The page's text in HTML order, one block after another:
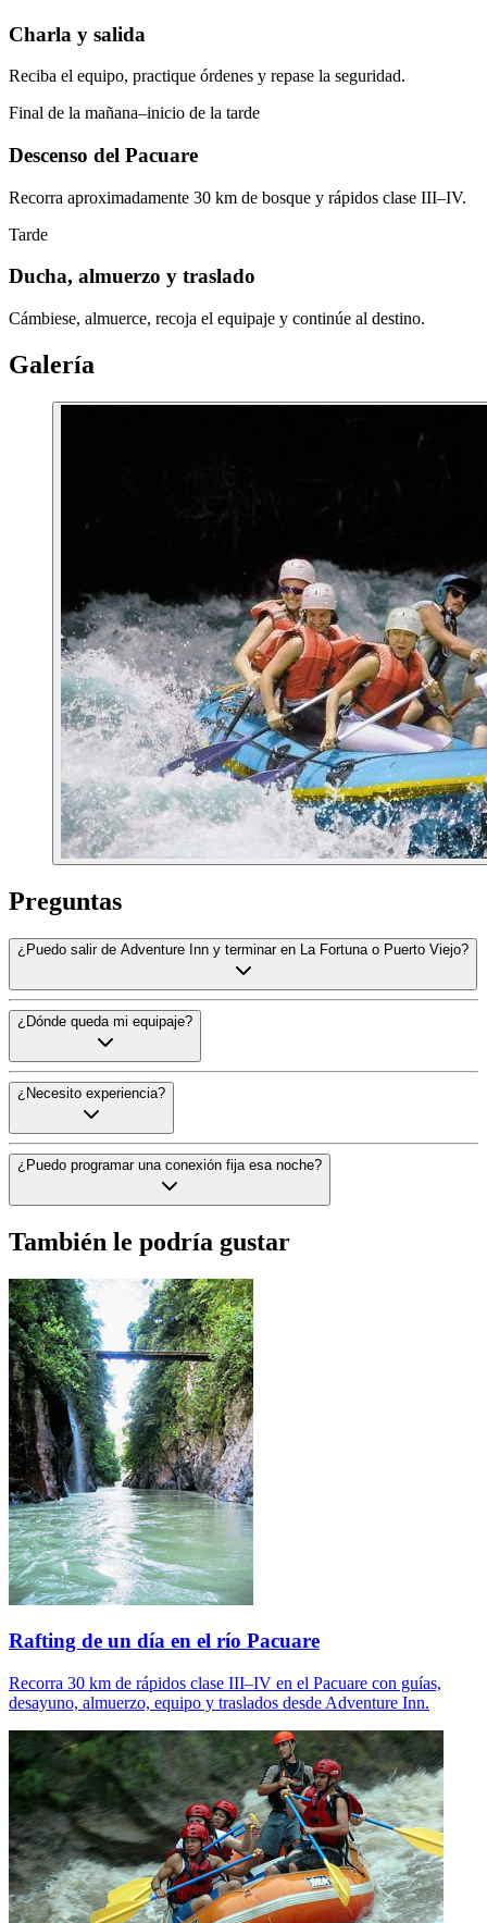
Charla y salida
Reciba el equipo, practique órdenes y repase la seguridad.
Final de la mañana–inicio de la tarde
Descenso del Pacuare
Recorra aproximadamente 30 km de bosque y rápidos clase III–IV.
Tarde
Ducha, almuerzo y traslado
Cámbiese, almuerce, recoja el equipaje y continúe al destino.
Galería
Preguntas
¿Puedo salir de Adventure Inn y terminar en La Fortuna o Puerto Viejo?
Sí, ese es el objetivo del producto, pero debe confirmar el hotel
¿Dónde queda mi equipaje?
El operador anuncia casilleros. Confirme dimensiones y condiciones
¿Necesito experiencia?
No, pero debe poder remar, seguir órdenes y participar en rápidos
¿Puedo programar una conexión fija esa noche?
También le podría gustar
Rafting de un día en el río Pacuare
Recorra 30 km de rápidos clase III–IV en el Pacuare con guías,
desayuno, almuerzo, equipo y traslados desde Adventure Inn.